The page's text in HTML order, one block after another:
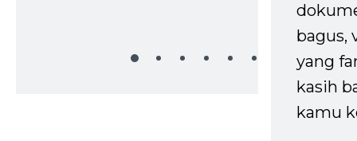
bagus,
yang
kasih
kamu